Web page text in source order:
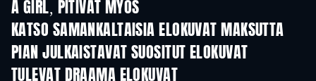
A GIRL, PITIVÄT MYÖS
KATSO SAMANKALTAISIA ELOKUVAT MAKSUTTA
PIAN JULKAISTAVAT SUOSITUT ELOKUVAT
TULEVAT DRAAMA ELOKUVAT